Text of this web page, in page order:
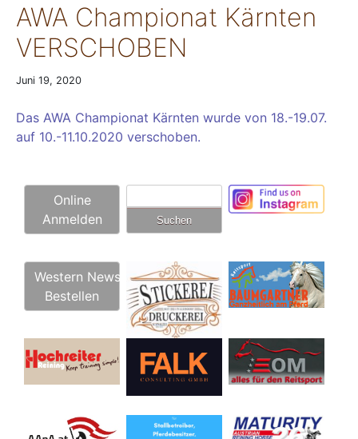
AWA Championat Kärnten
VERSCHOBEN
Juni 19, 2020
Das AWA Championat Kärnten wurde von 18.-19.07.
auf 10.-11.10.2020 verschoben.
Online
Anmelden
nach:
Western News
Bestellen